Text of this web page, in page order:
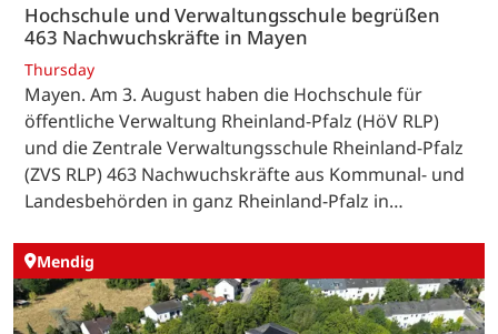
Hochschule und Verwaltungsschule begrüßen
463 Nachwuchskräfte in Mayen
Thursday
Mayen. Am 3. August haben die Hochschule für
öffentliche Verwaltung Rheinland-Pfalz (HöV RLP)
und die Zentrale Verwaltungsschule Rheinland-Pfalz
(ZVS RLP) 463 Nachwuchskräfte aus Kommunal- und
Landesbehörden in ganz Rheinland-Pfalz in…
Mendig